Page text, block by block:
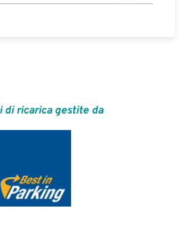
di ricarica gestite da